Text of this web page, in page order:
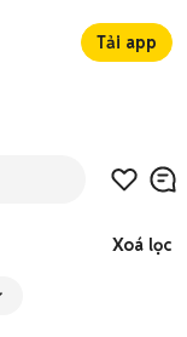
Tải app
Xoá lọc